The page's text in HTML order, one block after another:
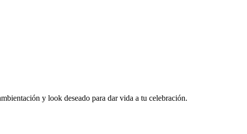
y look deseado para dar vida a tu celebración.